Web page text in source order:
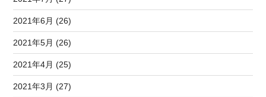
2021年6月 (26)
2021年5月 (26)
2021年4月 (25)
2021年3月 (27)